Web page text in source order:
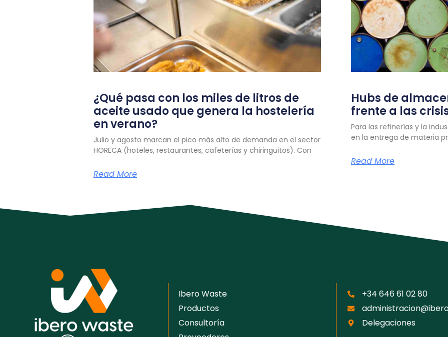
¿Qué pasa con los miles de litros de
aceite usado que genera la hostelería
en verano?
Julio y agosto marcan el pico más alto de demanda en el sector
HORECA (hoteles, restaurantes, cafeterías y chiringuitos). Con
Read More
Hubs de
frente a las
Para las refinerías y la
en la entrega de materia
Read More
Ibero Waste
Productos
Consultoría
+34 646 61 02 80
Delegaciones